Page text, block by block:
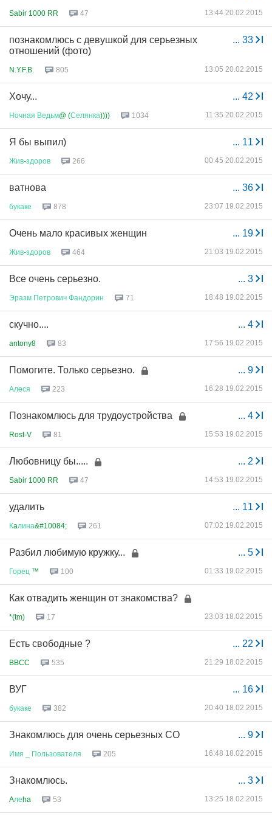
Sabir 1000 RR 47 13:44 20.02.2015
... 33
познакомлюсь с девушкой для серьезных
отношений (фото)
N.Y.F.B. 805 13:05 20.02.2015
... 42
Хочу...
Ночная Ведьм@ (Селянка)))) 1034 11:35 20.02.2015
... 11
Я бы выпил)
Жив-здоров 266 00:45 20.02.2015
... 36
ватнова
букаке 878 23:07 19.02.2015
... 19
Очень мало красивых женщин
Жив-здоров 464 21:03 19.02.2015
... 3
Все очень серьезно.
Эразм Петрович Фандорин 71 18:48 19.02.2015
... 4
скучно....
antony8 83 17:56 19.02.2015
... 9
Помогите. Только серьезно.
Алеся 223 16:28 19.02.2015
... 4
Познакомлюсь для трудоустройства
Rost-V 81 15:53 19.02.2015
... 2
Любовницу бы.....
Sabir 1000 RR 47 14:53 19.02.2015
... 11
удалить
Кaлина&#10084; 261 07:02 19.02.2015
... 5
Разбил любимую кружку...
Горец ™ 100 01:33 19.02.2015
Как отвадить женщин от знакомства?
*(tm) 17 23:03 18.02.2015
... 22
Есть свободные ?
BBCC 535 21:29 18.02.2015
... 16
ВУГ
букаке 382 20:40 18.02.2015
... 9
Знакомлюсь для очень серьезных СО
Имя Пользователя 205 16:48 18.02.2015
... 3
Знакомлюсь.
Aлеha 53 13:25 18.02.2015